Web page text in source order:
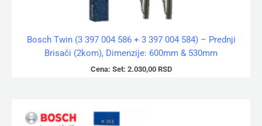
Bosch Twin (3 397 004 586 + 3 397 004 584) – Prednji
Brisači (2kom), Dimenzije: 600mm & 530mm
Cena: Set: 2.030,00 RSD